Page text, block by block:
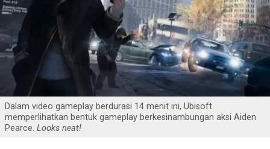
Dalam video gameplay berdurasi 14 menit ini, Ubisoft
memperlihatkan bentuk gameplay berkesinambungan aksi Aiden
Pearce. Looks neat!